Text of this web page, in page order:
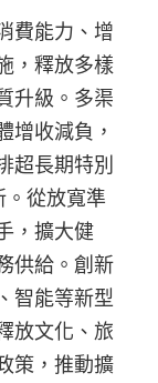
費能力、增
，釋放多樣
升級。多渠
增收減負，
超長期特別
從放寬準
，擴大健
供給。創新
智能等新型
放文化、旅
策，推動擴